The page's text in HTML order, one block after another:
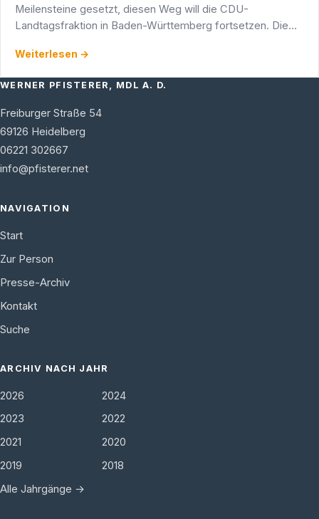
Meilensteine gesetzt, diesen Weg will die CDU-
Landtagsfraktion in Baden-Württemberg fortsetzen. Die
konsequent missachtet …
Weiterlesen →
WERNER PFISTERER, MDL A. D.
Freiburger Straße 54
69126 Heidelberg
06221 302667
info@pfisterer.net
NAVIGATION
Start
Zur Person
Presse-Archiv
Kontakt
Suche
ARCHIV NACH JAHR
2026
2024
2023
2022
2021
2020
2019
2018
Alle Jahrgänge →